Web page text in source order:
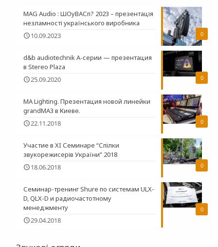
0
MAG Audio : ШОуВАСп? 2023 – презентація
незламності українського виробника
10.09.2023
0
d&b audiotechnik A-серии — презентация
в Stereo Plaza
25.09.2020
0
MA Lighting. Презентация новой линейки
grandMA3 в Киеве.
22.11.2018
0
Участие в XI Семинаре “Спілки
звукорежисерів України” 2018
18.06.2018
0
Семинар-тренинг Shure по системам ULX-
D, QLX-D и радиочастотному
менеджменту
29.04.2018